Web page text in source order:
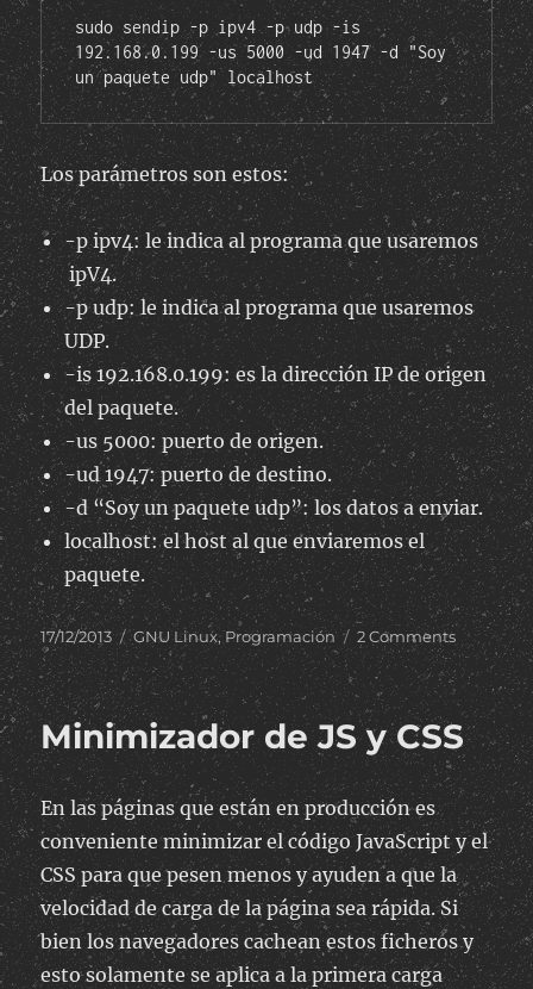
sudo sendip -p ipv4 -p udp -is
192.168.0.199 -us 5000 -ud 1947 -d "Soy
un paquete udp" localhost
Los parámetros son estos:
-p ipv4: le indica al programa que usaremos
ipV4.
-p udp: le indica al programa que usaremos
UDP.
-is 192.168.0.199: es la dirección IP de origen
del paquete.
-us 5000: puerto de origen.
-ud 1947: puerto de destino.
-d “Soy un paquete udp”: los datos a enviar.
localhost: el host al que enviaremos el
paquete.
Posted
on
17/12/2013 Categories
GNU Linux,Programación 2 Commentson
Enviar
paquetes
UDP
desde
línea
de
Minimizador de JS y CSS
En las páginas que están en producción es
conveniente minimizar el código JavaScript y el
CSS para que pesen menos y ayuden a que la
velocidad de carga de la página sea rápida. Si
bien los navegadores cachean estos ficheros y
esto solamente se aplica a la primera carga